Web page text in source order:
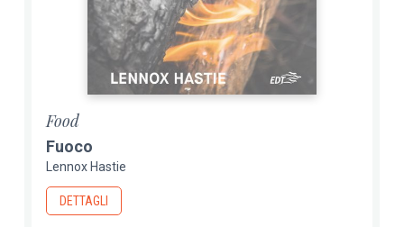
Food
Fuoco
Lennox Hastie
DETTAGLI